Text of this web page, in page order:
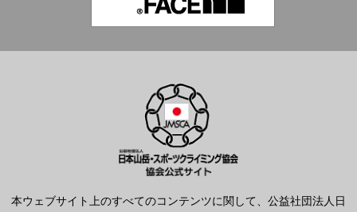
本ウェブサイト上のすべてのコンテンツに関して、公益社団法人日